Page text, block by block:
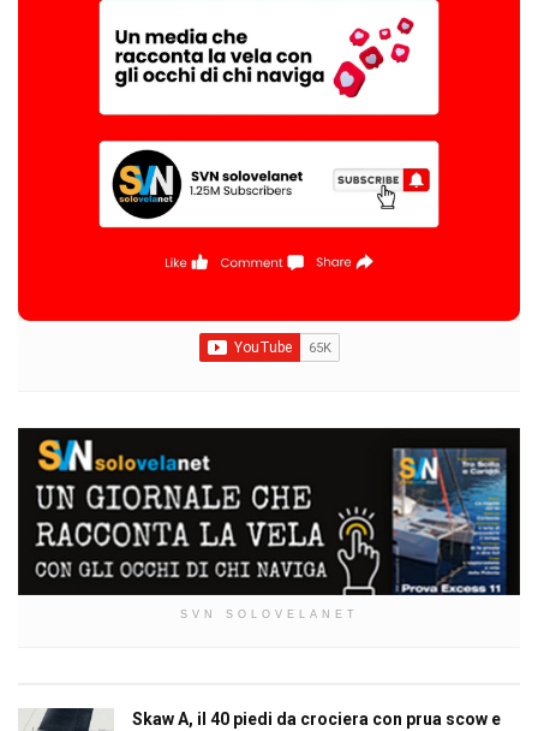
SVN SOLOVELANET
Skaw A, il 40 piedi da crociera con prua scow e